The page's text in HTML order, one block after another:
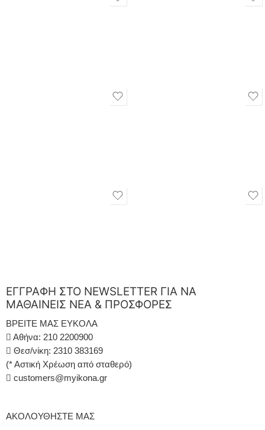
ΕΓΓΡΑΦΗ ΣΤΟ NEWSLETTER ΓΙΑ ΝΑ
ΜΑΘΑΙΝΕΙΣ ΝΕΑ & ΠΡΟΣΦΟΡΕΣ
ΒΡΕΙΤΕ ΜΑΣ ΕΥΚΟΛΑ
Αθήνα: 210 2200900
Θεσ/νίκη: 2310 383169
(* Αστική Χρέωση από σταθερό)
customers@myikona.gr
ΑΚΟΛΟΥΘΗΣΤΕ ΜΑΣ